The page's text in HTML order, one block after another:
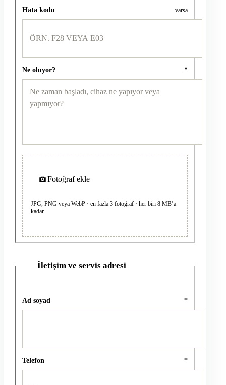
Hata kodu varsa
Ne oluyor? *
Fotoğraf ekle
JPG, PNG veya WebP · en fazla 3 fotoğraf · her biri 8 MB’a
kadar
İletişim ve servis adresi
Ad soyad *
Telefon *